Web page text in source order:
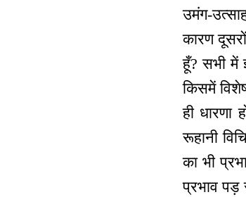
उमंग-
कारण
हूँ? सभी में
किसमें
ही
रूहानी
का भी
प्रभाव पड़